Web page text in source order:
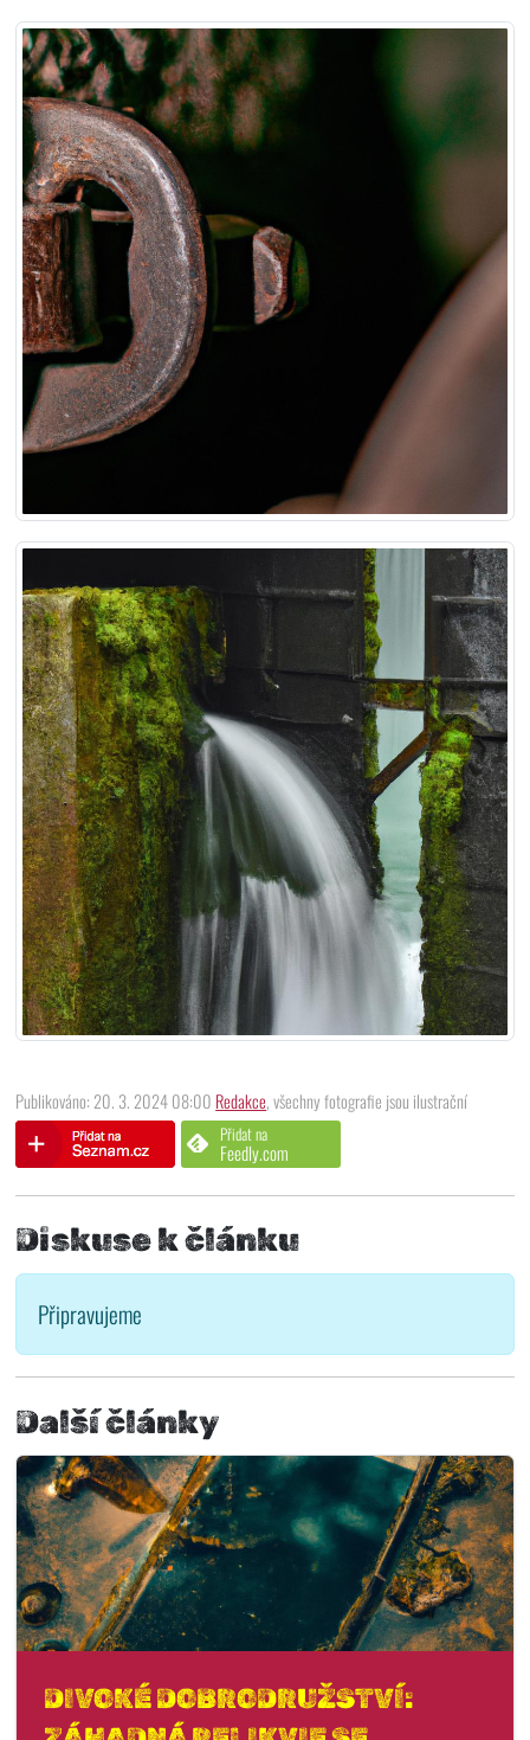
Publikováno: 20. 3. 2024 08:00 Redakce, všechny fotografie jsou ilustrační
Přidat na
Feedly.com
Diskuse k článku
Připravujeme
Další články
DIVOKÉ DOBRODRUŽSTVÍ: